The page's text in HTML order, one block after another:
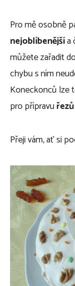
Pro mě osobně
nejoblíbenějšía
můžete zařadit
chybu s ním
Koneckonců lze
pro přípravu
Přeji vám, ať si